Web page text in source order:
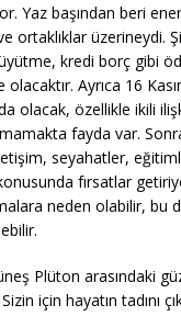
Yaz başından beri
ortaklıklar üzerineydi.
kredi borç gibi
Ayrıca 16
olacak, özellikle ikili
fayda var.
seyahatler,
fırsatlar
neden olabilir, bu
Plüton arasındaki
için hayatın tadını